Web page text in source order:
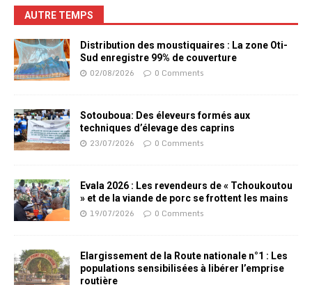
AUTRE TEMPS
Distribution des moustiquaires : La zone Oti-
Sud enregistre 99% de couverture
02/08/2026 0 Comments
Sotouboua: Des éleveurs formés aux
techniques d’élevage des caprins
23/07/2026 0 Comments
Evala 2026 : Les revendeurs de « Tchoukoutou
» et de la viande de porc se frottent les mains
19/07/2026 0 Comments
Elargissement de la Route nationale n°1 : Les
populations sensibilisées à libérer l’emprise
routière